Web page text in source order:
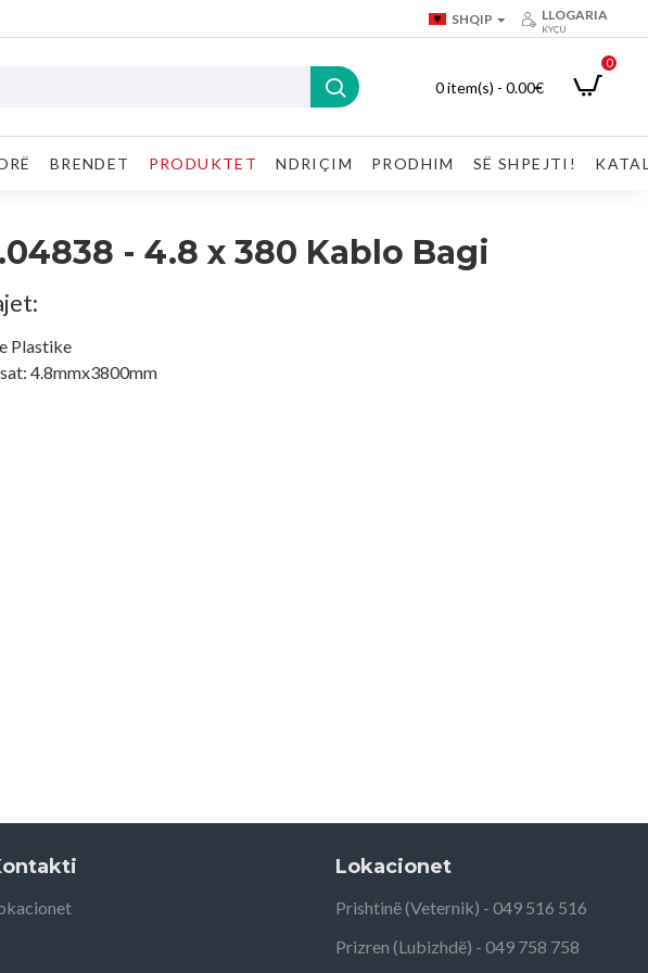
SHQIP LLOGARIA
KYÇU
0 item(s) - 0.00€
0
BRENDET PRODUKTET NDRIÇIM PRODHIM SË SHPEJTI!
- 4.8 x 380 Kablo Bagi
Plastike
4.8mmx3800mm
Lokacionet
Prishtinë (Veternik) - 049 516 516
Prizren (Lubizhdë) - 049 758 758